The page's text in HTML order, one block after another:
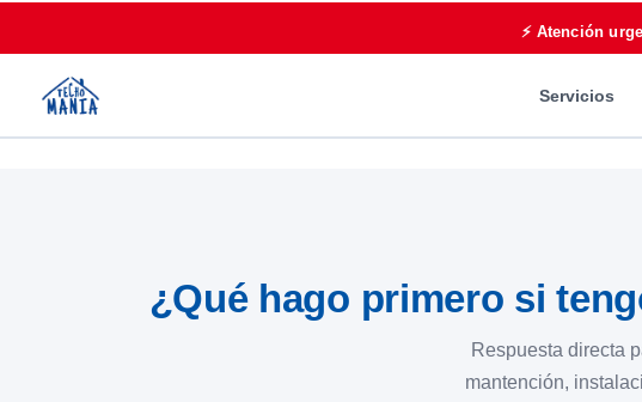
⚡ Atención
Servicios
¿Qué hago primero si
Respuesta directa
mantención,